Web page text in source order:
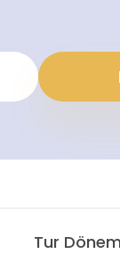
Tur